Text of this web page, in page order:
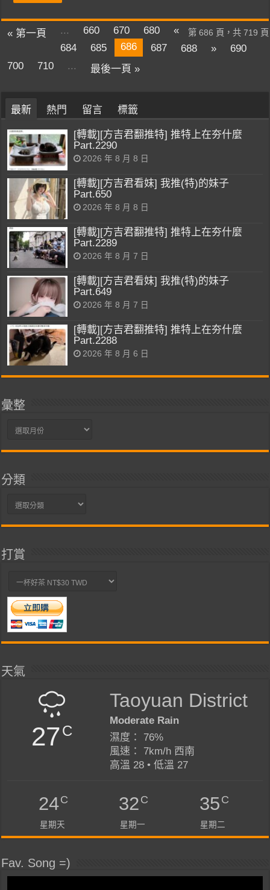
第 686 頁，共 719 頁
« 第一頁 ... 660 670 680
«
684
685 686 687 688 »
690
700
710 ... 最後一頁 »
最新 熱門 留言 標籤
[轉載][方吉君翻推特] 推特上在夯什麼
Part.2290
2026 年 8 月 8 日
[轉載][方吉君看妹] 我推(特)的妹子
Part.650
2026 年 8 月 8 日
[轉載][方吉君翻推特] 推特上在夯什麼
Part.2289
2026 年 8 月 7 日
[轉載][方吉君看妹] 我推(特)的妹子
Part.649
2026 年 8 月 7 日
[轉載][方吉君翻推特] 推特上在夯什麼
Part.2288
2026 年 8 月 6 日
彙整
彙
分類
分
打賞
天氣
27C
Taoyuan District
Moderate Rain
濕度： 76%
風速： 7km/h 西南
高溫 28 • 低溫 27
24C
星期天
32C
星期一
35C
星期二
Fav. Song =)